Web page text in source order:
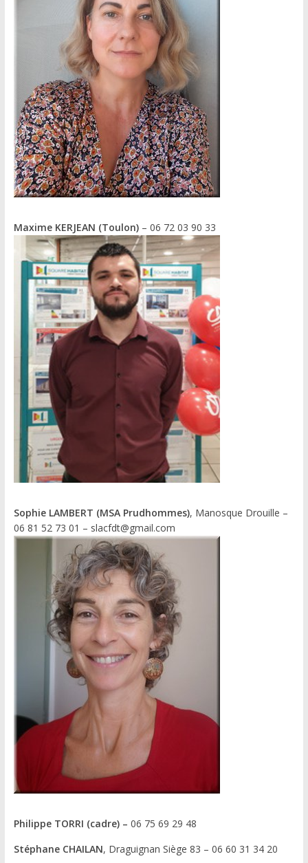
Maxime KERJEAN (Toulon)– 06 72 03 90 33
Sophie LAMBERT (MSA Prudhommes), Manosque Drouille –
06 81 52 73 01 – slacfdt@gmail.com
Philippe TORRI (cadre) – 06 75 69 29 48
Stéphane CHAILAN, Draguignan Siège 83 – 06 60 31 34 20